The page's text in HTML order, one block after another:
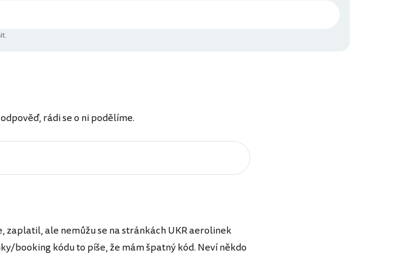
rádi se o ni podělíme.
ale nemůžu se na stránkách UKR aerolinek
booking kódu to píše, že mám špatný kód. Neví někdo